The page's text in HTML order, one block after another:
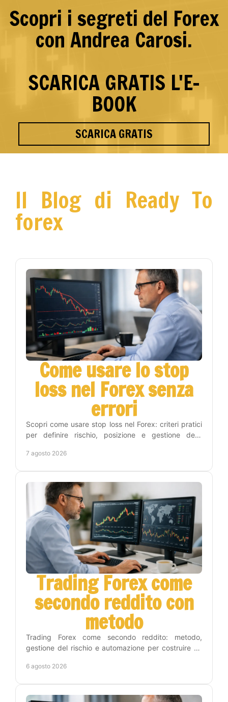
Scopri i segreti del Forex
con Andrea Carosi.
SCARICA GRATIS L'E-
BOOK
SCARICA GRATIS
Il Blog di Ready To
forex
Come usare lo stop
loss nel Forex senza
errori
Scopri come usare stop loss nel Forex: criteri pratici
per definire rischio, posizione e gestione delle
7 agosto 2026
Trading Forex come
secondo reddito con
metodo
Trading Forex come secondo reddito: metodo,
gestione del rischio e automazione per costruire un
giorno.
6 agosto 2026